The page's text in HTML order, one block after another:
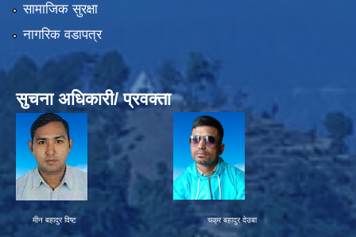
सामाजिक सुरक्षा
नागरिक वडापत्र
सुचना अधिकारी/ प्रवक्ता
मीन बहादुर विष्ट चक्र बहादुर देउबा